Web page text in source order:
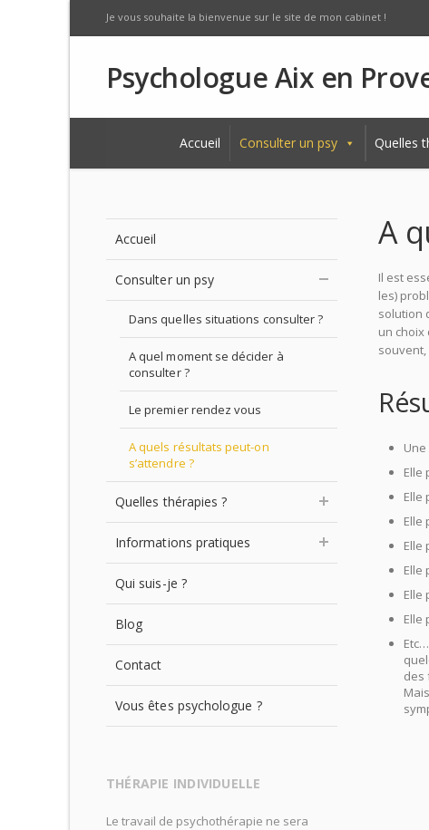
Je vous souhaite la bienvenue sur le site de mon cabinet !
Psychologue Aix en
Accueil Consulter un psy Quelles
A
Il est
les)
solution
un choix
souvent,
Elle
Elle
Elle
Elle
Elle
Elle
Elle
des
Accueil
Consulter un psy
Dans quelles situations consulter ?
A quel moment se décider à
consulter ?
Le premier rendez vous
A quels résultats peut-on
s’attendre ?
Quelles thérapies ?
Informations pratiques
Qui suis-je ?
Blog
Contact
Vous êtes psychologue ?
THÉRAPIE INDIVIDUELLE
Le travail de psychothérapie ne sera